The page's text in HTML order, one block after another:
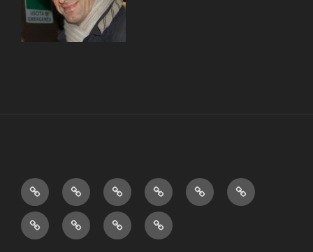
Home
Books
&…
TheaterVideos Humor Education
Who
Am
Aphorisms
About
me
La
scuola